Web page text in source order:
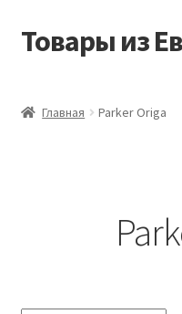
Перейти
Перейти
Товары из
Заказать товары из
Главная Parker Origa